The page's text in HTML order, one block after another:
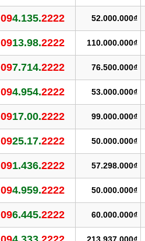
094.135.2222 52.000.000₫
0913.98.2222 110.000.000₫
097.714.2222 76.500.000₫
094.954.2222 53.000.000₫
0917.00.2222 99.000.000₫
0925.17.2222 50.000.000₫
091.436.2222 57.298.000₫
094.959.2222 50.000.000₫
096.445.2222 60.000.000₫
213.937.000₫